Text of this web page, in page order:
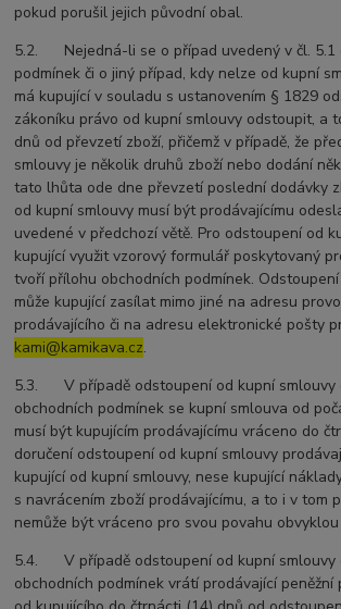
pokud porušil jejich původní obal.
5.2. Nejedná-li se o případ uvedený v čl. 5.1
podmínek či o jiný případ, kdy nelze od kupní
má kupující v souladu s ustanovením § 1829
zákoníku právo od kupní smlouvy odstoupit, a
dnů od převzetí zboží, přičemž v případě, že
smlouvy je několik druhů zboží nebo dodání
tato lhůta ode dne převzetí poslední dodávky
od kupní smlouvy musí být prodávajícímu
uvedené v předchozí větě. Pro odstoupení od
kupující využit vzorový formulář poskytovaný
tvoří přílohu obchodních podmínek.
může kupující zasílat mimo jiné na adresu
prodávajícího či na adresu elektronické pošty
kami@kamikava.cz.
5.3. V případě odstoupení od kupní smlouvy
obchodních podmínek se kupní smlouva od
musí být kupujícím prodávajícímu vráceno do
doručení odstoupení od kupní smlouvy
kupující od kupní smlouvy, nese kupující
s navrácením zboží prodávajícímu, a to i v tom
nemůže být vráceno pro svou povahu
5.4. V případě odstoupení od kupní smlouvy
obchodních podmínek vrátí prodávající